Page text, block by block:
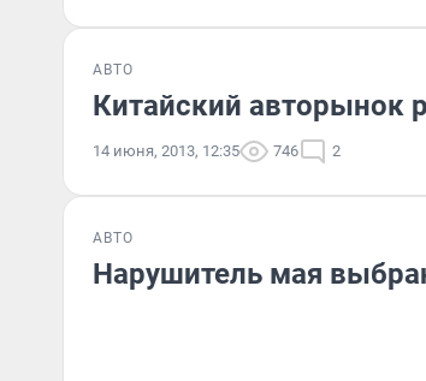
АВТО
Китайский авторынок
14 июня, 2013, 12:35 746 2
АВТО
Нарушитель мая